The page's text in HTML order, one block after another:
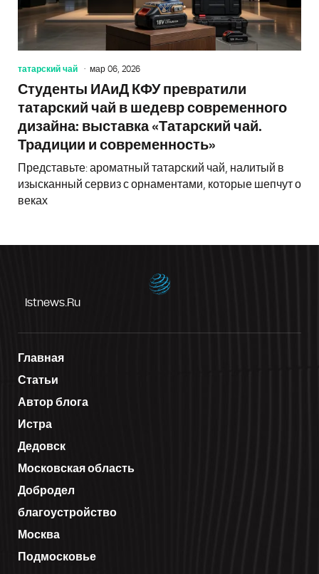
татарский чай мар 06, 2026
Студенты ИАиД КФУ превратили
татарский чай в шедевр современного
дизайна: выставка «Татарский чай.
Традиции и современность»
Представьте: ароматный татарский чай, налитый в
изысканный сервиз с орнаментами, которые шепчут о
веках
Istnews.ru
Главная
Статьи
Автор блога
Истра
Дедовск
Московская область
Добродел
благоустройство
Москва
Подмосковье